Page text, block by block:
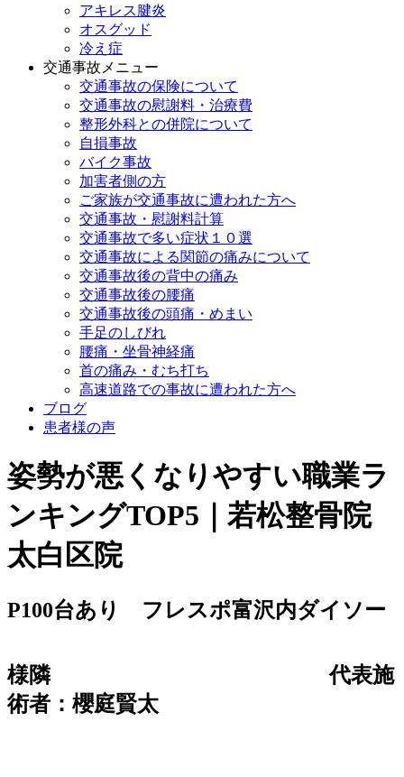
アキレス腱炎
オスグッド
冷え症
交通事故メニュー
交通事故の保険について
交通事故の慰謝料・治療費
整形外科との併院について
自損事故
バイク事故
加害者側の方
ご家族が交通事故に遭われた方へ
交通事故・慰謝料計算
交通事故で多い症状１０選
交通事故による関節の痛みについて
交通事故後の背中の痛み
交通事故後の腰痛
交通事故後の頭痛・めまい
手足のしびれ
腰痛・坐骨神経痛
首の痛み・むち打ち
高速道路での事故に遭われた方へ
ブログ
患者様の声
姿勢が悪くなりやすい職業ラ
ンキングTOP5｜若松整骨院
太白区院
P100台あり フレスポ富沢内ダイソー
様隣
代表施
術者：櫻庭賢太